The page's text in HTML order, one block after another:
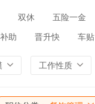
双休 五险一金
助 晋升快 车贴
工作性质